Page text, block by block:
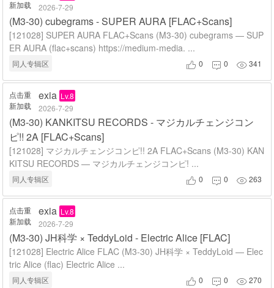
新加载
2026-7-29
(M3-30) cubegrams - SUPER AURA [FLAC+Scans]
[121028] SUPER AURA FLAC+Scans (M3-30) cubegrams — SUP
ER AURA (flac+scans) https://medium-media. ...
同人专辑区  0  0 341
点击重
新加载
exia Lv.8
2026-7-29
(M3-30) KANKITSU RECORDS - マジカルチェンジコン
ピ!! 2A [FLAC+Scans]
[121028] マジカルチェンジコンピ!! 2A FLAC+Scans (M3-30) KAN
KITSU RECORDS — マジカルチェンジコンピ! ...
同人专辑区  0  0 263
点击重
新加载
exia Lv.8
2026-7-29
(M3-30) JH科学 × TeddyLoid - Electric Alice [FLAC]
[121028] Electric Alice FLAC (M3-30) JH科学 × TeddyLoid — Elec
tric Alice (flac) Electric Alice ...
同人专辑区  0  0 270